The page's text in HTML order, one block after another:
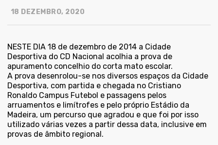
18 DEZEMBRO, 2020
NESTE DIA 18 de dezembro de 2014 a Cidade
Desportiva do CD Nacional acolhia a prova de
apuramento concelhio do corta mato escolar.
A prova desenrolou-se nos diversos espaços da Cidade
Desportiva, com partida e chegada no Cristiano
Ronaldo Campus Futebol e passagens pelos
arruamentos e limítrofes e pelo próprio Estádio da
Madeira, um percurso que agradou e que foi por isso
utilizado várias vezes a partir dessa data, inclusive em
provas de âmbito regional.